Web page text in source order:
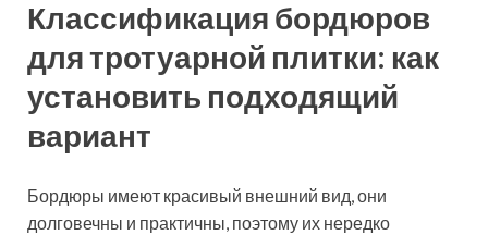
Классификация бордюров
для тротуарной плитки: как
установить подходящий
вариант
Бордюры имеют красивый внешний вид, они
долговечны и практичны, поэтому их нередко